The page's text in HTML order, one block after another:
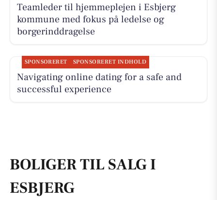
Teamleder til hjemmeplejen i Esbjerg
kommune med fokus på ledelse og
borgerinddragelse
SPONSORERET SPONSORERET INDHOLD
Navigating online dating for a safe and
successful experience
BOLIGER TIL SALG I
ESBJERG